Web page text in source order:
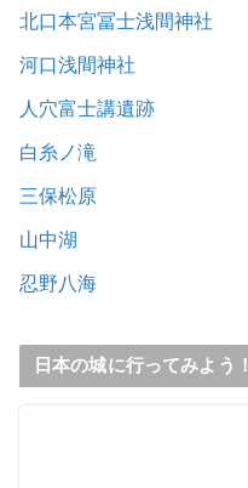
北口本宮冨士浅間神社
河口浅間神社
人穴富士講遺跡
白糸ノ滝
三保松原
山中湖
忍野八海
日本の城に行ってみよう！